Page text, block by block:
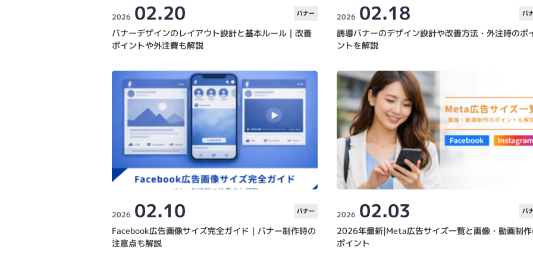
2026 02.20 バナー
バナーデザインのレイアウト設計と基本ルール｜改善
ポイントや外注費も解説
2026 02.18 バ
誘導バナーのデザイン設計や改善方法・外注時のポ
ントを解説
2026 02.10 バナー
Facebook広告画像サイズ完全ガイド｜バナー制作時の
注意点も解説
2026 02.03 バ
2026年最新|Meta広告サイズ一覧と画像・動画制作
ポイント